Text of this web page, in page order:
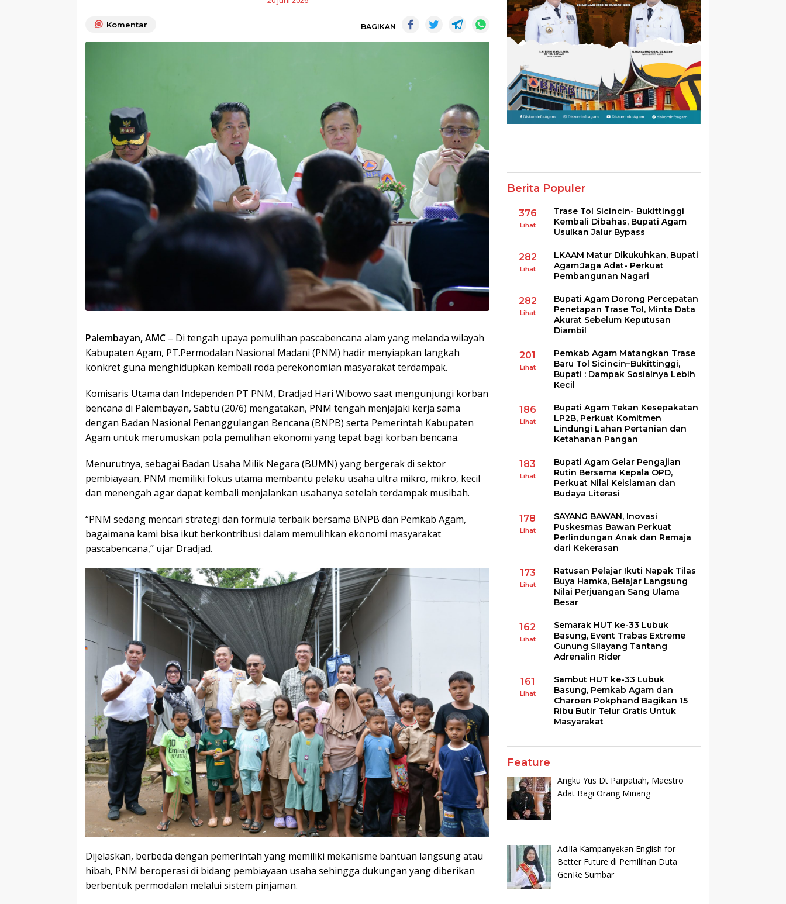
Komentar BAGIKAN
Palembayan, AMC – Di tengah upaya pemulihan pascabencana alam yang melanda wilayah
Kabupaten Agam, PT.Permodalan Nasional Madani (PNM) hadir menyiapkan langkah
konkret guna menghidupkan kembali roda perekonomian masyarakat terdampak.
Komisaris Utama dan Independen PT PNM, Dradjad Hari Wibowo saat mengunjungi korban
bencana di Palembayan, Sabtu (20/6) mengatakan, PNM tengah menjajaki kerja sama
dengan Badan Nasional Penanggulangan Bencana (BNPB) serta Pemerintah Kabupaten
Agam untuk merumuskan pola pemulihan ekonomi yang tepat bagi korban bencana.
Menurutnya, sebagai Badan Usaha Milik Negara (BUMN) yang bergerak di sektor
pembiayaan, PNM memiliki fokus utama membantu pelaku usaha ultra mikro, mikro, kecil
dan menengah agar dapat kembali menjalankan usahanya setelah terdampak musibah.
“PNM sedang mencari strategi dan formula terbaik bersama BNPB dan Pemkab Agam,
bagaimana kami bisa ikut berkontribusi dalam memulihkan ekonomi masyarakat
pascabencana,” ujar Dradjad.
Dijelaskan, berbeda dengan pemerintah yang memiliki mekanisme bantuan langsung atau
hibah, PNM beroperasi di bidang pembiayaan usaha sehingga dukungan yang diberikan
berbentuk permodalan melalui sistem pinjaman.
Berita Populer
376
Lihat
Trase Tol Sicincin- Bukittinggi
Kembali Dibahas, Bupati Agam
Usulkan Jalur Bypass
282
Lihat
LKAAM Matur Dikukuhkan, Bupati
Agam:Jaga Adat- Perkuat
Pembangunan Nagari
282
Lihat
Bupati Agam Dorong Percepatan
Penetapan Trase Tol, Minta Data
Akurat Sebelum Keputusan
Diambil
201
Lihat
Pemkab Agam Matangkan Trase
Baru Tol Sicincin–Bukittinggi,
Bupati : Dampak Sosialnya Lebih
Kecil
186
Lihat
Bupati Agam Tekan Kesepakatan
LP2B, Perkuat Komitmen
Lindungi Lahan Pertanian dan
Ketahanan Pangan
183
Lihat
Bupati Agam Gelar Pengajian
Rutin Bersama Kepala OPD,
Perkuat Nilai Keislaman dan
Budaya Literasi
178
Lihat
SAYANG BAWAN, Inovasi
Puskesmas Bawan Perkuat
Perlindungan Anak dan Remaja
dari Kekerasan
173
Lihat
Ratusan Pelajar Ikuti Napak Tilas
Buya Hamka, Belajar Langsung
Nilai Perjuangan Sang Ulama
Besar
162
Lihat
Semarak HUT ke-33 Lubuk
Basung, Event Trabas Extreme
Gunung Silayang Tantang
Adrenalin Rider
161
Lihat
Sambut HUT ke-33 Lubuk
Basung, Pemkab Agam dan
Charoen Pokphand Bagikan 15
Ribu Butir Telur Gratis Untuk
Masyarakat
Feature
Angku Yus Dt Parpatiah, Maestro
Adat Bagi Orang Minang
Adilla Kampanyekan English for
Better Future di Pemilihan Duta
GenRe Sumbar